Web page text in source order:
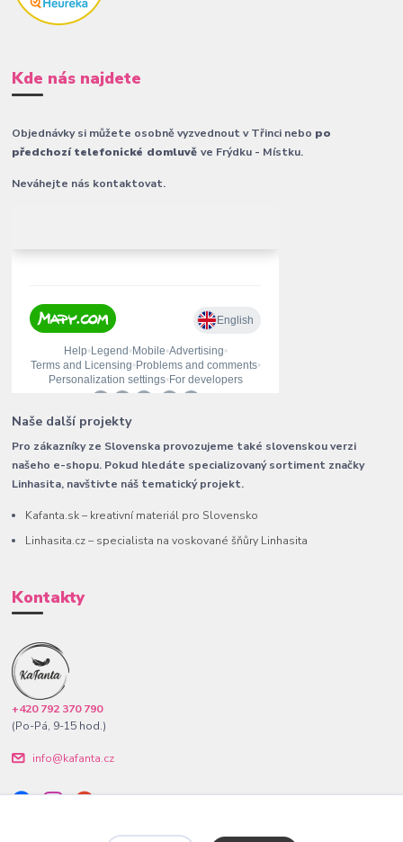
Kde nás najdete
Objednávky si můžete osobně vyzvednout v Třinci nebo po
předchozí telefonické domluvěve Frýdku - Místku.
Neváhejte nás kontaktovat.
Naše další projekty
Pro zákazníky ze Slovenska provozujeme také slovenskou verzi
našeho e-shopu. Pokud hledáte specializovaný sortiment značky
Linhasita, navštivte náš tematický projekt.
Kafanta.sk – kreativní materiál pro Slovensko
Linhasita.cz – specialista na voskované šňůry Linhasita
Kontakty
+420 792 370 790
(Po-Pá, 9-15 hod.)
info@kafanta.cz